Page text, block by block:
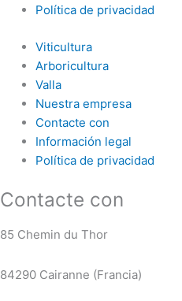
Política de privacidad
Viticultura
Arboricultura
Valla
Nuestra empresa
Contacte con
Información legal
Política de privacidad
Contacte con
85 Chemin du Thor
84290 Cairanne (Francia)